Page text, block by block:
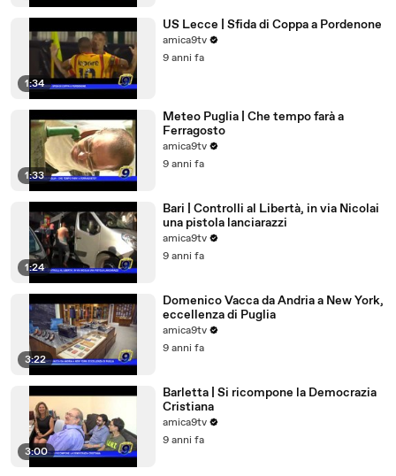
1:34
US Lecce | Sfida di Coppa a Pordenone
amica9tv
9 anni fa
1:33
Meteo Puglia | Che tempo farà a
Ferragosto
amica9tv
9 anni fa
1:24
Bari | Controlli al Libertà, in via Nicolai
una pistola lanciarazzi
amica9tv
9 anni fa
3:22
Domenico Vacca da Andria a New York,
eccellenza di Puglia
amica9tv
9 anni fa
3:00
Barletta | Si ricompone la Democrazia
Cristiana
amica9tv
9 anni fa